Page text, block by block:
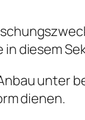
diesem
unter
dienen.